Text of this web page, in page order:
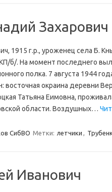
Захарович
1915 г.р., уроженец села Б.
б/. На момент последнего
полка. 7 августа 1944
восточная окраина деревни
Татьяна Еимовна,
области. Воздушных…
СибВО Метки: летчики ,
Иванович